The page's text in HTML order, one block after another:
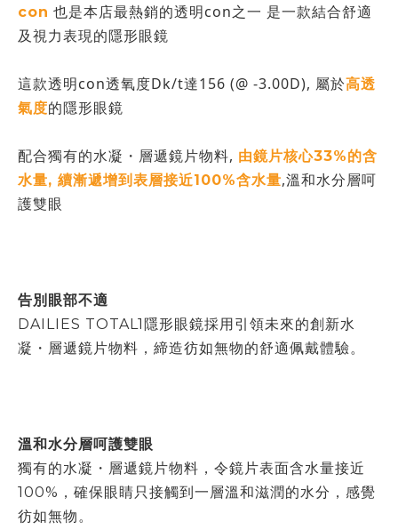
con 也是本店最熱銷的透明con之一 是一款結合舒適
及視力表現的隱形眼鏡
這款透明con透氧度Dk/t達156 (@ -3.00D), 屬於高透
氣度的隱形眼鏡
配合獨有的水凝・層遞鏡片物料, 由鏡片核心33%的含
水量, 續漸遞增到表層接近100%含水量,溫和水分層呵
護雙眼
告別眼部不適
DAILIES TOTAL1隱形眼鏡採用引領未來的創新水
凝・層遞鏡片物料，締造彷如無物的舒適佩戴體驗。
溫和水分層呵護雙眼
獨有的水凝・層遞鏡片物料，令鏡片表面含水量接近
100%，確保眼睛只接觸到一層溫和滋潤的水分，感覺
彷如無物。